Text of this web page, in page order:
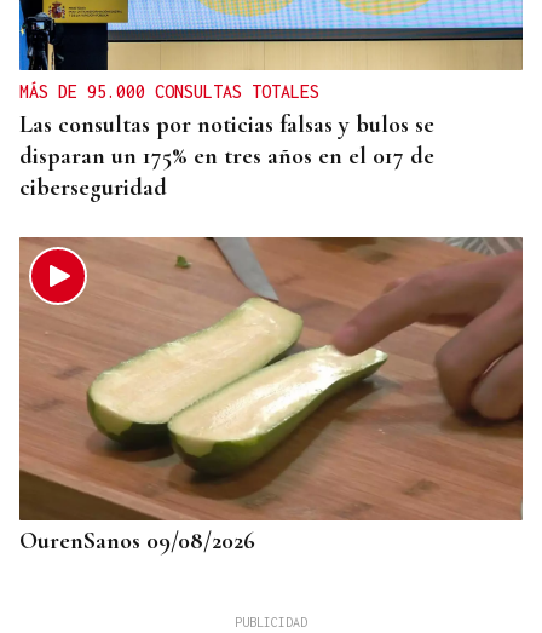
MÁS DE 95.000 CONSULTAS TOTALES
Las consultas por noticias falsas y bulos se
disparan un 175% en tres años en el 017 de
ciberseguridad
OurenSanos 09/08/2026